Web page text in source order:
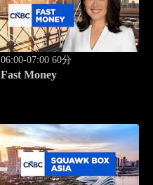
06:00-07:00 60分
Fast Money